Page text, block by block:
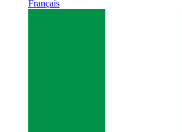
Français